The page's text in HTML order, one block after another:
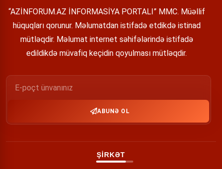
“AZİNFORUM.AZ İNFORMASİYA PORTALI” MMC. Müəllif
hüquqları qorunur. Məlumatdan istifadə etdikdə istinad
mütləqdir. Məlumat internet səhifələrində istifadə
edildikdə müvafiq keçidin qoyulması mütləqdir.
ABUNƏ OL
ŞİRKƏT